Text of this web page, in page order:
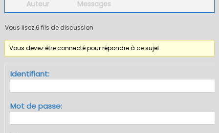
Auteur Messages
Vous lisez 6 fils de discussion
Vous devez être connecté pour répondre à ce sujet.
Identifiant:
Mot de passe: